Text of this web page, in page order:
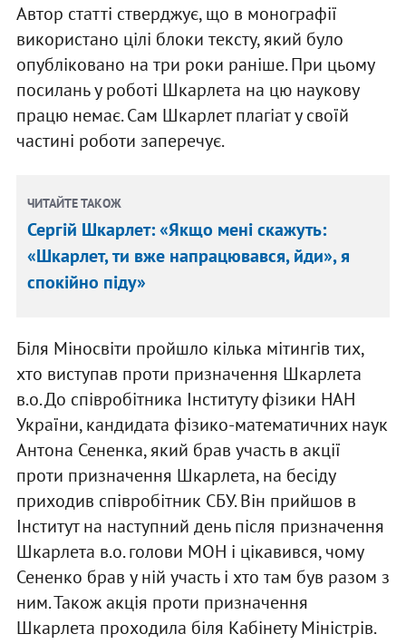
Автор статті стверджує, що в монографії
використано цілі блоки тексту, який було
опубліковано на три роки раніше. При цьому
посилань у роботі Шкарлета на цю наукову
працю немає. Сам Шкарлет плагіат у своїй
частині роботи заперечує.
ЧИТАЙТЕ ТАКОЖ
Сергій Шкарлет: «Якщо мені скажуть:
«Шкарлет, ти вже напрацювався, йди», я
спокійно піду»
Біля Міносвіти пройшло кілька мітингів тих,
хто виступав проти призначення Шкарлета
в.о. До співробітника Інституту фізики НАН
України, кандидата фізико-математичних наук
Антона Сененка, який брав участь в акції
проти призначення Шкарлета, на бесіду
приходив співробітник СБУ. Він прийшов в
Інститут на наступний день після призначення
Шкарлета в.о. голови МОН і цікавився, чому
Сененко брав у ній участь і хто там був разом з
ним. Також акція проти призначення
Шкарлета проходила біля Кабінету Міністрів.